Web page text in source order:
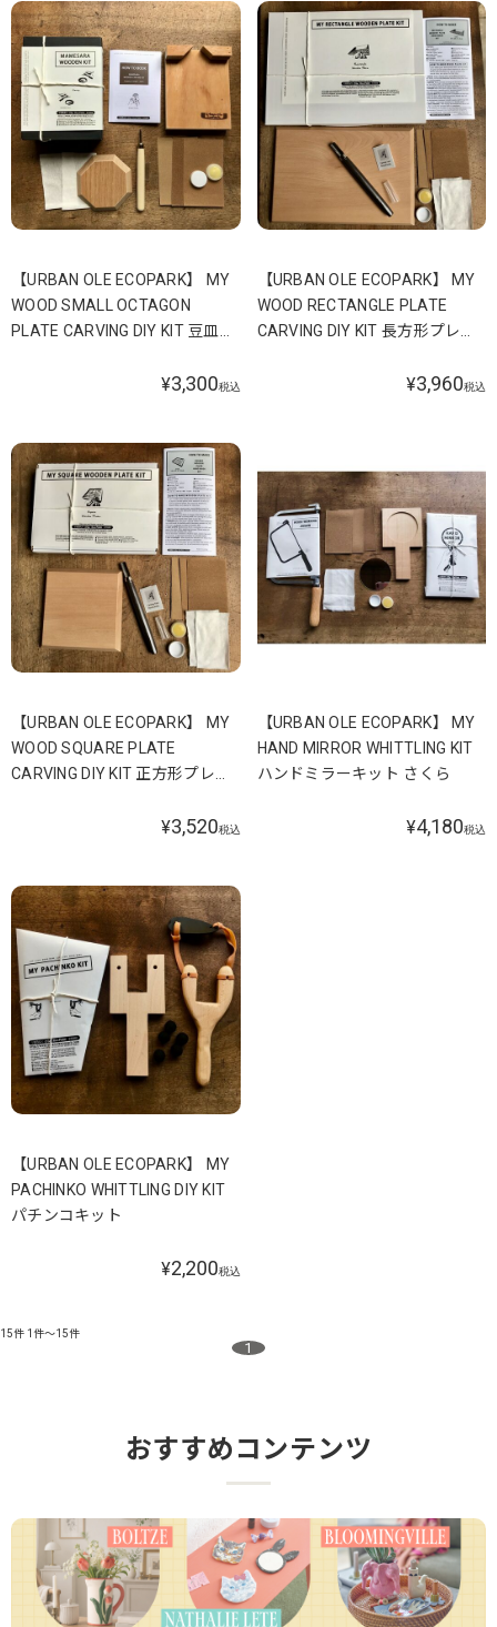
【URBAN OLE ECOPARK】 MY
WOOD SMALL OCTAGON
PLATE CARVING DIY KIT 豆皿キ
¥3,300税込
【URBAN OLE ECOPARK】 MY
WOOD RECTANGLE PLATE
CARVING DIY KIT 長方形プレー
¥3,960税込
【URBAN OLE ECOPARK】 MY
WOOD SQUARE PLATE
CARVING DIY KIT 正方形プレー
¥3,520税込
【URBAN OLE ECOPARK】 MY
HAND MIRROR WHITTLING KIT
ハンドミラーキット さくら
¥4,180税込
【URBAN OLE ECOPARK】 MY
PACHINKO WHITTLING DIY KIT
パチンコキット
¥2,200税込
15件 1件～15件
1
おすすめコンテンツ